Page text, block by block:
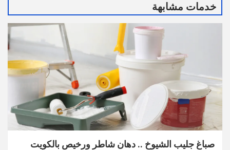
خدمات مشابهة
صباغ جليب الشيوخ .. دهان شاطر ورخيص بالكويت